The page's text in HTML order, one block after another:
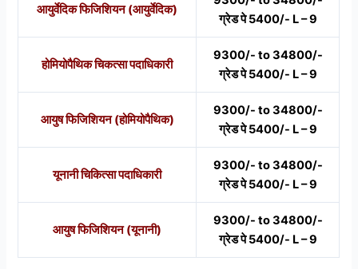
आयुर्वेदिक फिजिशियन (आयुर्वेदिक)
ग्रेड पे 5400/- L – 9
होमियोपैथिक चिकत्सा पदाधिकारी
9300/- to 34800/-
ग्रेड पे 5400/- L – 9
आयुष फिजिशियन (होमियोपैथिक)
9300/- to 34800/-
ग्रेड पे 5400/- L – 9
यूनानी चिकित्सा पदाधिकारी
9300/- to 34800/-
ग्रेड पे 5400/- L – 9
आयुष फिजिशियन (यूनानी)
9300/- to 34800/-
ग्रेड पे 5400/- L – 9